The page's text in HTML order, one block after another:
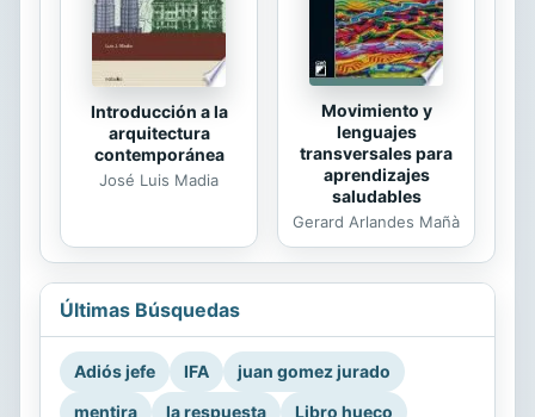
Introducción a la
arquitectura
contemporánea
José Luis Madia
Movimiento y
lenguajes
transversales para
aprendizajes
saludables
Gerard Arlandes Mañà
Últimas Búsquedas
Adiós jefe IFA
juan gomez jurado
mentira
la respuesta Libro hueco